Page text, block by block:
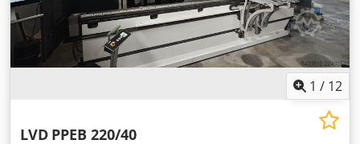
1 / 12
LVD PPEB 220/40